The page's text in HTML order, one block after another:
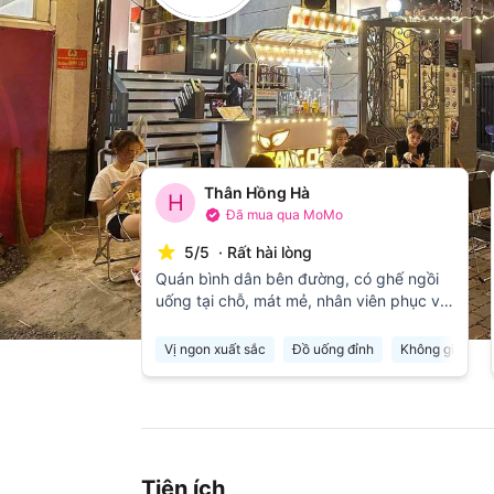
Top Review (21 đánh giá)
H Thân Hồng Hà
Đã mua qua MoMo
5/5 · Rất hài lòng
Quán bình dân bên đường, có ghế ngồi
uống tại chỗ, mát mẻ, nhân viên phục vụ
Vị ngon xuất sắc Đồ uống đỉnh Không gian
Tiện ích